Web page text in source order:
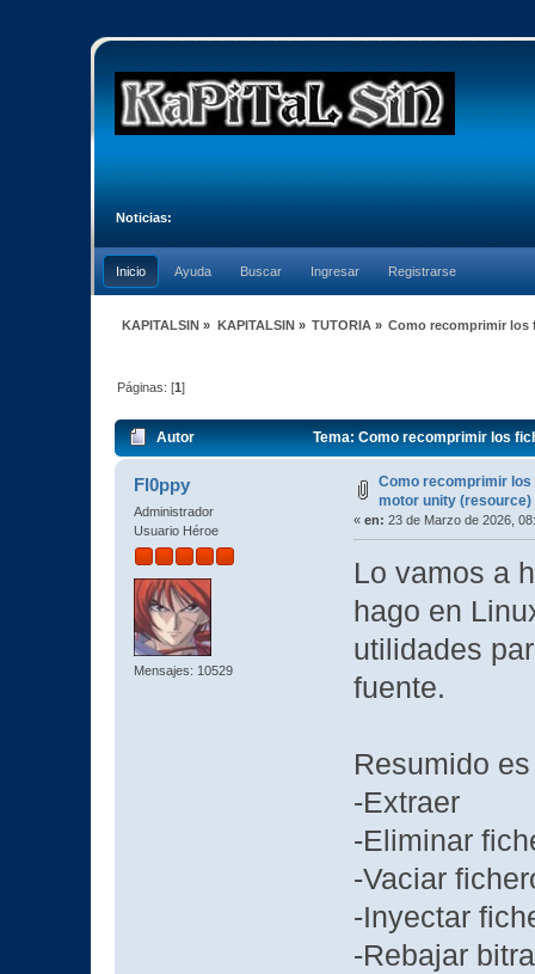
Noticias:
Inicio Ayuda Buscar Ingresar Registrarse
KAPITALSIN » KAPITALSIN» TUTORIA» Como recomprimir los
Páginas: [1]
Autor Tema: Como recomprimir los
Fl0ppy
Administrador
Usuario Héroe
Mensajes: 10529
Como recomprimir los
motor unity (resource)
« en: 23 de Marzo de 2026,
Lo vamos a
hago en
utilidades
fuente.
Resumido
-Extraer
-Eliminar
-Vaciar
-Inyectar
-Rebajar